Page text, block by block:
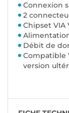
Connexion
2
Chipset VIA
Débit de
Compatible
version